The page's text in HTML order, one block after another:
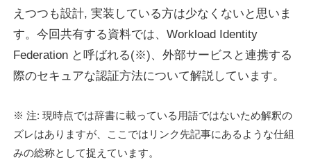
Case
Blog
About Us
えつつも設計, 実装している方は少なくないと思いま
す。今回共有する資料では、Workload Identity
Federation と呼ばれる(※)、外部サービスと連携する
際のセキュアな認証方法について解説しています。
※ 注: 現時点では辞書に載っている用語ではないため解釈の
ズレはありますが、ここではリンク先記事にあるような仕組
みの総称として捉えています。